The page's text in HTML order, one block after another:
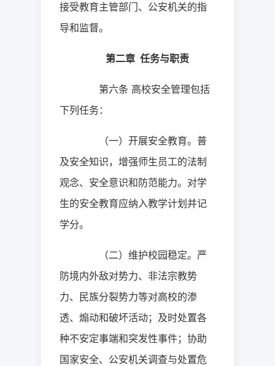
接受教育主管部门、公安机关的指
导和监督。
第二章 任务与职责
第六条 高校安全管理包括
下列任务：
（一）开展安全教育。普
及安全知识，增强师生员工的法制
观念、安全意识和防范能力。对学
生的安全教育应纳入教学计划并记
学分。
（二）维护校园稳定。严
防境内外敌对势力、非法宗教势
力、民族分裂势力等对高校的渗
透、煽动和破坏活动；及时处置各
种不安定事端和突发性事件；协助
国家安全、公安机关调查与处置危